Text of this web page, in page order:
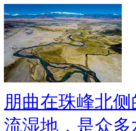
朋曲在珠峰北
流湿地，是众